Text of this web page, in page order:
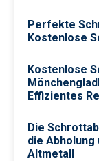
Perfekte
Kostenlose
Kostenlose
Effizientes
Die
die
Altmetall